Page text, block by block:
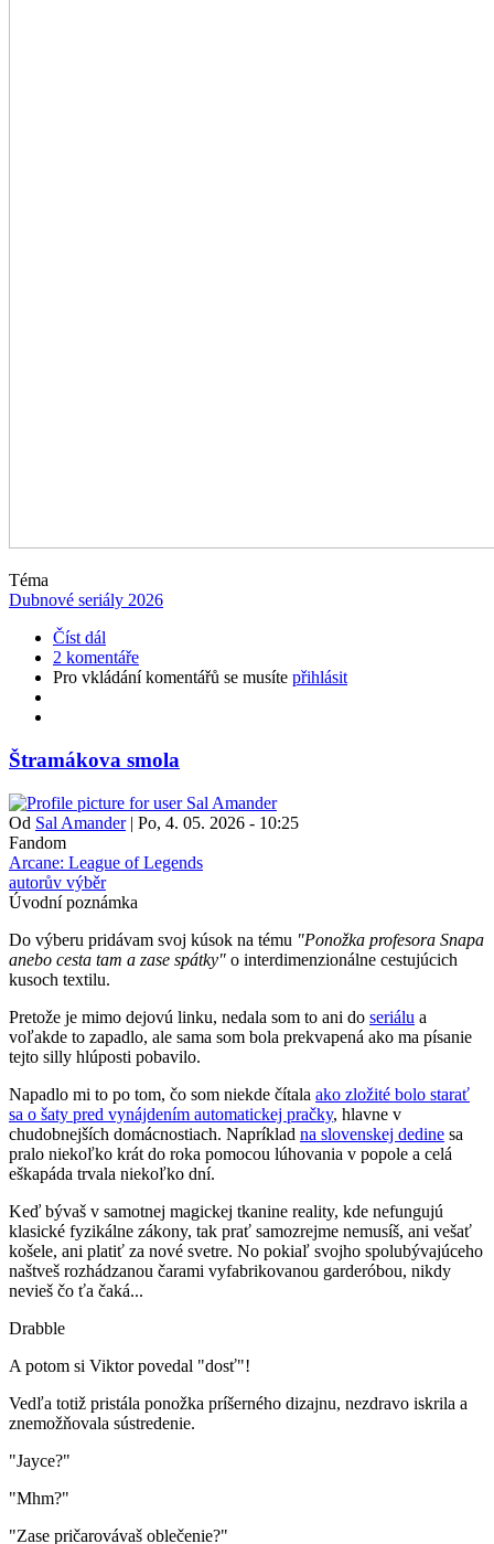
Téma
Dubnové seriály 2026
Číst dál
2 komentáře
Pro vkládání komentářů se musíte přihlásit
Štramákova smola
Od Sal Amander| Po, 4. 05. 2026 - 10:25
Fandom
Arcane: League of Legends
autorův výběr
Úvodní poznámka
Do výberu pridávam svoj kúsok na tému "Ponožka profesora Snapa
anebo cesta tam a zase spátky" o interdimenzionálne cestujúcich
kusoch textilu.
Pretože je mimo dejovú linku, nedala som to ani do seriálu a
voľakde to zapadlo, ale sama som bola prekvapená ako ma písanie
tejto silly hlúposti pobavilo.
Napadlo mi to po tom, čo som niekde čítala ako zložité bolo starať
sa o šaty pred vynájdením automatickej pračky, hlavne v
chudobnejších domácnostiach. Napríklad na slovenskej dedine sa
pralo niekoľko krát do roka pomocou lúhovania v popole a celá
eškapáda trvala niekoľko dní.
Keď bývaš v samotnej magickej tkanine reality, kde nefungujú
klasické fyzikálne zákony, tak prať samozrejme nemusíš, ani vešať
košele, ani platiť za nové svetre. No pokiaľ svojho spolubývajúceho
naštveš rozhádzanou čarami vyfabrikovanou garderóbou, nikdy
nevieš čo ťa čaká...
Drabble
A potom si Viktor povedal "dosť"!
Vedľa totiž pristála ponožka príšerného dizajnu, nezdravo iskrila a
znemožňovala sústredenie.
"Jayce?"
"Mhm?"
"Zase pričarovávaš oblečenie?"